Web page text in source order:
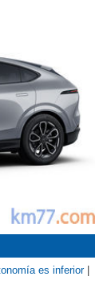
es inferior